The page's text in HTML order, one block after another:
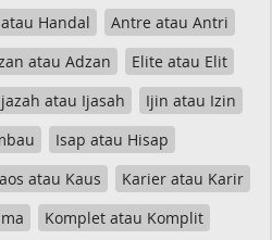
Handal
Antre atau Antri
atau Adzan
Elite atau Elit
atau Ijasah
Ijin atau Izin
Isap atau Hisap
atau Kaus
Karier atau Karir
Komplet atau Komplit